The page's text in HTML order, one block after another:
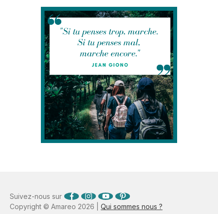
Copyright © Amareo 2026 | Qui sommes nous ?
Suivez-nous sur